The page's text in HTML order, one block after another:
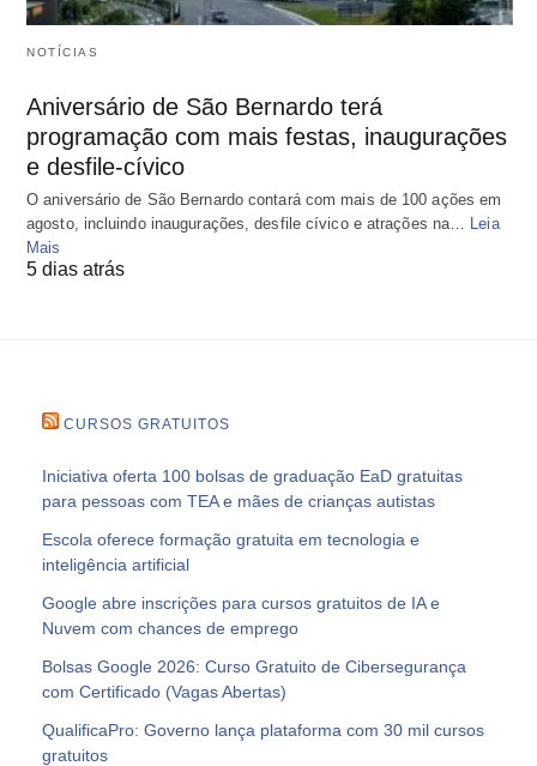
NOTÍCIAS
Aniversário de São Bernardo terá
programação com mais festas, inaugurações
e desfile-cívico
O aniversário de São Bernardo contará com mais de 100 ações em
agosto, incluindo inaugurações, desfile cívico e atrações na… Leia
Mais
5 dias atrás
CURSOS GRATUITOS
Iniciativa oferta 100 bolsas de graduação EaD gratuitas
para pessoas com TEA e mães de crianças autistas
Escola oferece formação gratuita em tecnologia e
inteligência artificial
Google abre inscrições para cursos gratuitos de IA e
Nuvem com chances de emprego
Bolsas Google 2026: Curso Gratuito de Cibersegurança
com Certificado (Vagas Abertas)
QualificaPro: Governo lança plataforma com 30 mil cursos
gratuitos